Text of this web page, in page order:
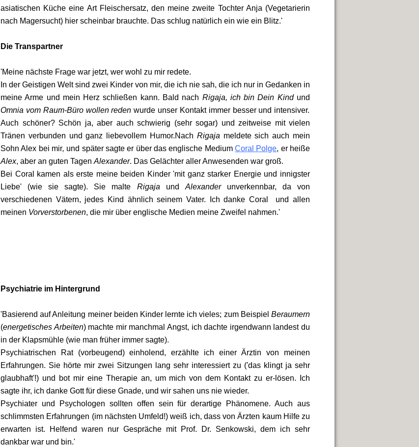
asiatischen Küche eine Art Fleischersatz, den meine zweite Tochter Anja (Vegetarierin
nach Magersucht) hier scheinbar brauchte. Das schlug natürlich ein wie ein Blitz.'
Die Transpartner
'Meine nächste Frage war jetzt, wer wohl zu mir redete.
In der Geistigen Welt sind zwei Kinder von mir, die ich nie sah, die ich nur in Gedanken in
meine Arme und mein Herz schließen kann. Bald nach Rigaja, ich bin Dein Kind und
Omnia vom Raum-Büro wollen reden wurde unser Kontakt immer besser und intensiver.
Auch schöner? Schön ja, aber auch schwierig (sehr sogar) und zeitweise mit vielen
Tränen verbunden und ganz liebevollem Humor.Nach Rigaja meldete sich auch mein
Sohn Alex bei mir, und später sagte er über das englische MediumCoral Polge, er heiße
Alex, aber an guten Tagen Alexander. Das Gelächter aller Anwesenden war groß.
Bei Coral kamen als erste meine beiden Kinder 'mit ganz starker Energie und innigster
Liebe' (wie sie sagte). Sie malte Rigaja und Alexanderunverkennbar, da von
verschiedenen Vätern, jedes Kind ähnlich seinem Vater. Ich danke Coral und allen
meinen Vorverstorbenen, die mir über englische Medien meine Zweifel nahmen.'
Psychiatrie im Hintergrund
'Basierend auf Anleitung meiner beiden Kinder lernte ich vieles; zum Beispiel Beraumern
(energetisches Arbeiten) machte mir manchmal Angst, ich dachte irgendwann landest du
in der Klapsmühle (wie man früher immer sagte).
Psychiatrischen Rat (vorbeugend) einholend, erzählte ich einer Ärztin von meinen
Erfahrungen. Sie hörte mir zwei Sitzungen lang sehr interessiert zu ('das klingt ja sehr
glaubhaft'!) und bot mir eine Therapie an, um mich von dem Kontakt zu er-lösen. Ich
sagte ihr, ich danke Gott für diese Gnade, und wir sahen uns nie wieder.
Psychiater und Psychologen sollten offen sein für derartige Phänomene. Auch aus
schlimmsten Erfahrungen (im nächsten Umfeld!) weiß ich, dass von Ärzten kaum Hilfe zu
erwarten ist. Helfend waren nur Gespräche mit Prof. Dr. Senkowski, dem ich sehr
dankbar war und bin.'